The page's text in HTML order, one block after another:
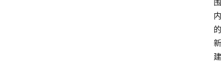
围
内
的
新
建